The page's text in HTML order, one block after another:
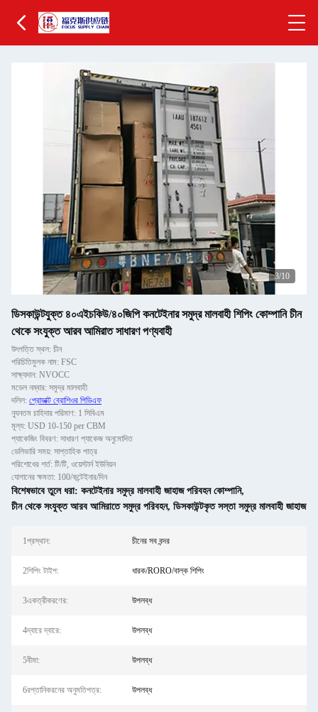
3/10
ডিসকাউন্টযুক্ত ৪০এইচকিউ/৪০জিপি কনটেইনার সমুদ্র মালবাহী শিপিং কোম্পানি চীন
থেকে সংযুক্ত আরব আমিরাত সাধারণ পণ্যবাহী
উৎপত্তি স্থল: চীন
পরিচিতিমুলক নাম: FSC
সাক্ষ্যদান: NVOCC
মডেল নম্বার: সমুদ্র মালবাহী
দলিল: প্রোডাক্ট ব্রোশিওর পিডিএফ
ন্যূনতম চাহিদার পরিমাণ: 1 সিবিএম
মূল্য: USD 10-150 per CBM
প্যাকেজিং বিবরণ: সাধারণ প্যাকেজ অনুমোদিত
ডেলিভারি সময়: সাপ্তাহিক পাত্র
পরিশোধের শর্ত: টি/টি, ওয়েস্টার্ন ইউনিয়ন
যোগানের ক্ষমতা: 100/কন্টেইনার/দিন
বিশেষভাবে তুলে ধরা: কনটেইনার সমুদ্র মালবাহী জাহাজ পরিবহন কোম্পানি,
চীন থেকে সংযুক্ত আরব আমিরাতে সমুদ্র পরিবহন, ডিসকাউন্টকৃত সস্তা সমুদ্র মালবাহী জাহাজ
1প্রস্থান: চীনের সব বন্দর
2শিপিং টাইপ: ধারক/RORO/বাল্ক শিপিং
3একত্রীকরণের: উপলব্ধ
4দ্বারে দ্বারে: উপলব্ধ
5বীমা: উপলব্ধ
6রপ্তানিকরনের অনুমতিপত্র: উপলব্ধ